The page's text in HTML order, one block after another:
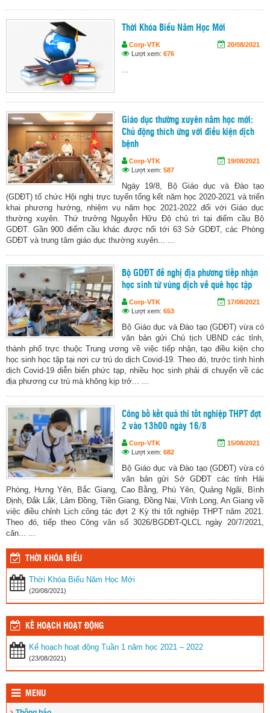
Thời Khóa Biểu Năm Học Mới
Corp-VTK
20/08/2021
Lượt xem: 676
Giáo dục thường xuyên năm học mới:
Chủ động thích ứng với điều kiện dịch
bệnh
Corp-VTK
19/08/2021
Lượt xem: 587
Ngày 19/8, Bộ Giáo dục và Đào tạo
(GDĐT) tổ chức Hội nghị trực tuyến tổng kết năm học 2020-2021 và triển
khai phương hướng, nhiệm vụ năm học 2021-2022 đối với Giáo dục
thường xuyên. Thứ trưởng Nguyễn Hữu Độ chủ trì tại điểm cầu Bộ
GDĐT. Gần 900 điểm cầu khác được nối tới 63 Sở GDĐT, các Phòng
GDĐT và trung tâm giáo dục thường xuyên... ...
Bộ GDĐT đề nghị địa phương tiếp nhận
học sinh từ vùng dịch về quê học tập
Corp-VTK
17/08/2021
Lượt xem: 653
Bộ Giáo dục và Đào tạo (GDĐT) vừa có
văn bản gửi Chủ tịch UBND các tỉnh,
thành phố trực thuộc Trung ương về việc tiếp nhận, tạo điều kiện cho
học sinh học tập tại nơi cư trú do dịch Covid-19. Theo đó, trước tình hình
dịch Covid-19 diễn biến phức tạp, nhiều học sinh phải di chuyển về các
địa phương cư trú mà không kịp trở... ...
Công bố kết quả thi tốt nghiệp THPT đợt
2 vào 13h00 ngày 16/8
Corp-VTK
15/08/2021
Lượt xem: 682
Bộ Giáo dục và Đào tạo (GDĐT) vừa có
văn bản gửi Sở GDĐT các tỉnh Hải
Phòng, Hưng Yên, Bắc Giang, Cao Bằng, Phú Yên, Quảng Ngãi, Bình
Định, Đắk Lắk, Lâm Đồng, Tiền Giang, Đồng Nai, Vĩnh Long, An Giang về
việc điều chỉnh Lịch công tác đợt 2 Kỳ thi tốt nghiệp THPT năm 2021.
Theo đó, tiếp theo Công văn số 3026/BGDĐT-QLCL ngày 20/7/2021,
căn... ...
THỜI KHÓA BIỂU
Thời Khóa Biểu Năm Học Mới
(20/08/2021)
KẾ HOẠCH HOẠT ĐỘNG
Kế hoạch hoạt động Tuần 1 năm học 2021 – 2022
(23/08/2021)
MENU